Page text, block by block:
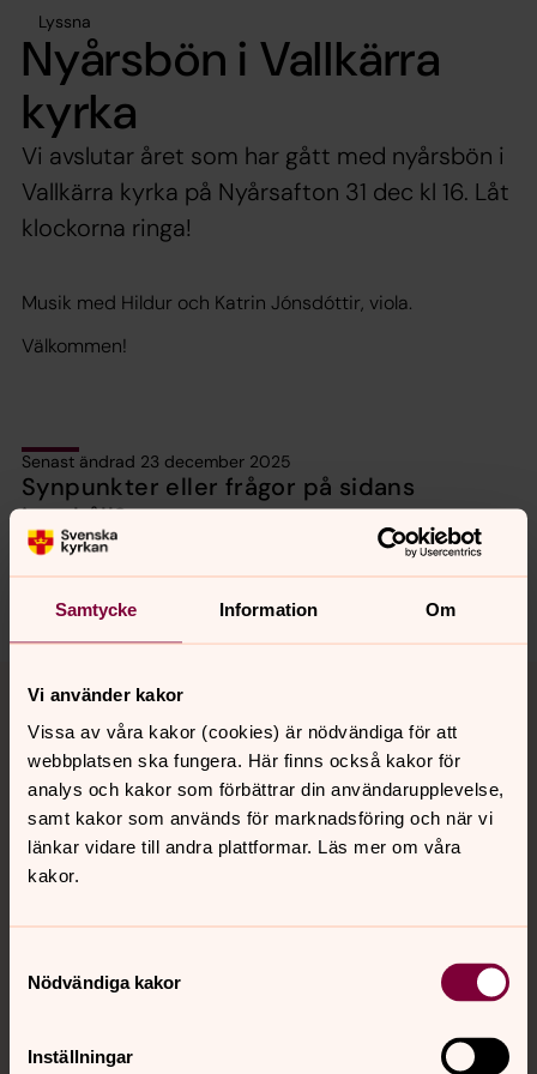
Samtycke Information Om
Vi använder kakor
Vissa av våra kakor (cookies) är nödvändiga för att
webbplatsen ska fungera. Här finns också kakor för
analys och kakor som förbättrar din användarupplevelse,
samt kakor som används för marknadsföring och när vi
länkar vidare till andra plattformar. Läs mer om våra
kakor.
Nödvändiga kakor
Inställningar
Lyssna
Nyårsbön i Vallkärra
kyrka
Vi avslutar året som har gått med nyårsbön i
Vallkärra kyrka på Nyårsafton 31 dec kl 16. Låt
klockorna ringa!
Musik med Hildur och Katrin Jónsdóttir, viola.
Välkommen!
Senast ändrad 23 december 2025
Synpunkter eller frågor på sidans
innehåll?
Lund.Torn.forsamling@svenskakyrkan.se
Kontakt
Kalender
Hitta snabbt
Sociala kanaler